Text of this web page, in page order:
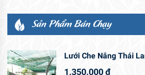
Sản Phẩm Bán Chạy
Lưới Che Nắng Thái
1.350.000₫